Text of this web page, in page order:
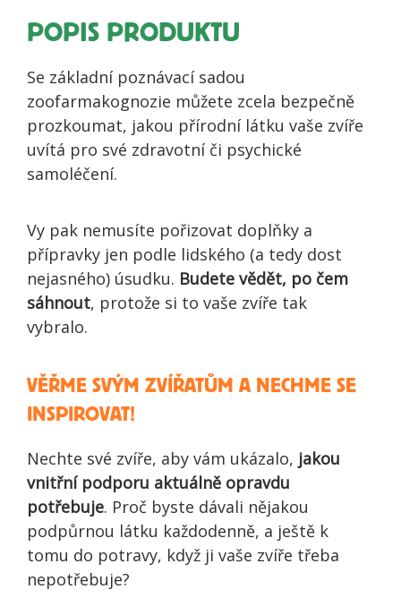
POPIS PRODUKTU
Se základní poznávací sadou
zoofarmakognozie můžete zcela bezpečně
prozkoumat, jakou přírodní látku vaše zvíře
uvítá pro své zdravotní či psychické
samoléčení.
Vy pak nemusíte pořizovat doplňky a
přípravky jen podle lidského (a tedy dost
nejasného) úsudku. Budete vědět, po čem
sáhnout, protože si to vaše zvíře tak
vybralo.
VĚŘME SVÝM ZVÍŘATŮM A NECHME SE
INSPIROVAT!
Nechte své zvíře, aby vám ukázalo, jakou
vnitřní podporu aktuálně opravdu
potřebuje. Proč byste dávali nějakou
podpůrnou látku každodenně, a ještě k
tomu do potravy, když ji vaše zvíře třeba
nepotřebuje?